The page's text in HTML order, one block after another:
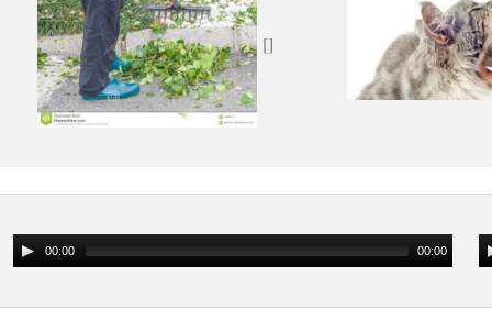
00:00 00:00